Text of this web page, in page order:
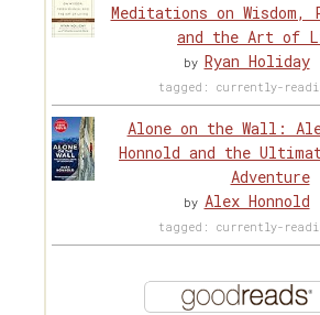
Meditations on Wisdom,
and the Art of
by Ryan Holiday
tagged: currently-
Alone on the Wall:
Honnold and the
Adventure
by Alex Honnold
tagged: currently-